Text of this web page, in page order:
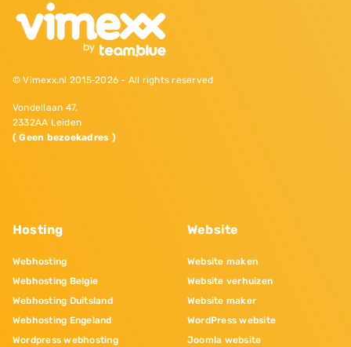
© Vimexx.nl 2015‐2026 - All rights reserved
Vondellaan 47,
2332AA Leiden
( Geen bezoekadres )
Hosting
Webhosting
Webhosting Belgie
Webhosting Duitsland
Webhosting Engeland
Wordpress webhosting
Website
Website maken
Website verhuizen
Website maker
WordPress website
Joomla website